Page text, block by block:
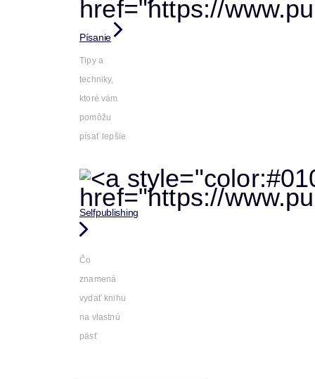
Písanie
Tipy a
techniky,
ktoré vám
pomôžu
písať lepšie
Selfpublishing
Čo
znamená
vydať knihu
na vlastnú
päsť